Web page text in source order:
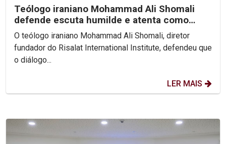
Teólogo iraniano Mohammad Ali Shomali
defende escuta humilde e atenta como
base de diálogo...
O teólogo iraniano Mohammad Ali Shomali, diretor
fundador do Risalat International Institute, defendeu que
o diálogo...
LER MAIS